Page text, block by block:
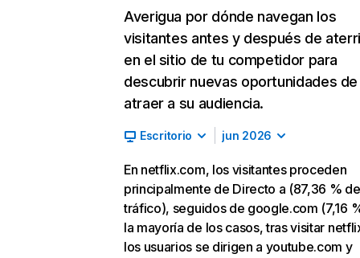
Averigua por dónde navegan los
visitantes antes y después de
en el sitio de tu competidor para
descubrir nuevas oportunidades de
atraer a su audiencia.
Escritorio jun 2026
En netflix.com, los visitantes proceden
principalmente de Directo a (87,36 % de
tráfico), seguidos de google.com (7,16
la mayoría de los casos, tras visitar
los usuarios se dirigen a youtube.com y